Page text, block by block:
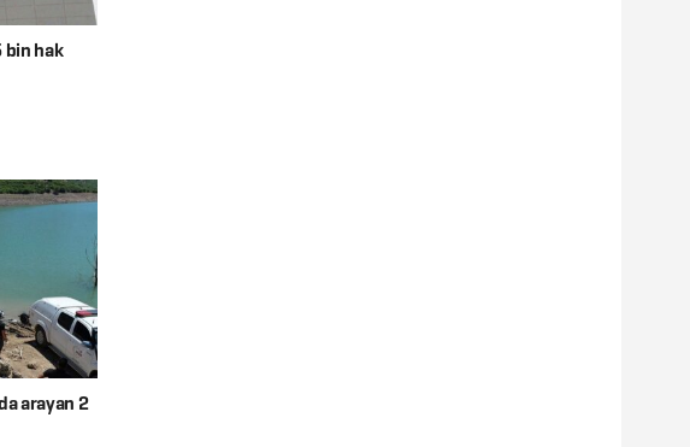
bin hak
arayan 2